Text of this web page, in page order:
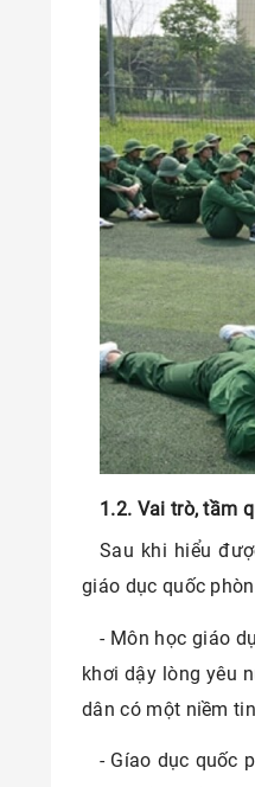
1.2. Vai trò, tầm
Sau khi hiểu
giáo dục quốc
- Môn học giáo
khơi dậy lòng yêu
dân có một niềm
- Gíao dục quốc